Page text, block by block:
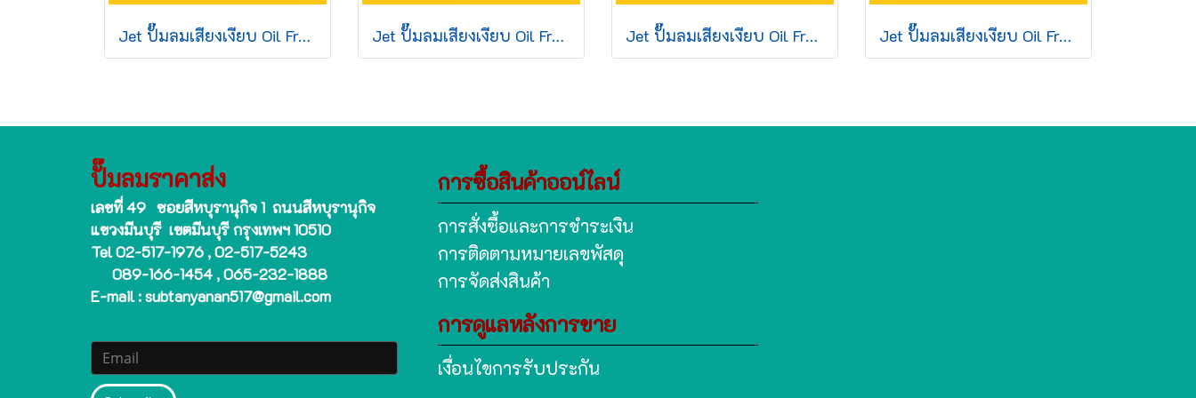
Jet ปั๊มลมเสียงเงียบ Oil Free JOS-150 750W 50L 1มอเตอร์ Jet ปั๊มลมเสียงเงียบ Oil Free JOS-09L 550W 9L 1มอเตอร์ Jet ปั๊มลมเสียงเงียบ Oil Free JOS-25L 550W 25L 1มอเตอร์ Jet ปั๊มลมเสียงเงียบ Oil Free JOS-250 1100W 50L 2มอเตอร์
ปั๊มลมราคาส่ง
เลขที่ 49 ซอยสีหบุรานุกิจ 1 ถนนสีหบุรานุกิจ
แขวงมีนบุรี เขตมีนบุรี กรุงเทพฯ 10510
Tel 02-517-1976 , 02-517-5243
089-166-1454 , 065-232-1888
E-mail : subtanyanan517@gmail.com
การซื้อสินค้าออน์ไลน์
การสั่งซื้อและการชำระเงิน
การติดตามหมายเลขพัสดุ
การจัดส่งสินค้า
การดูแลหลังการขาย
เงื่อนไขการรับประกัน